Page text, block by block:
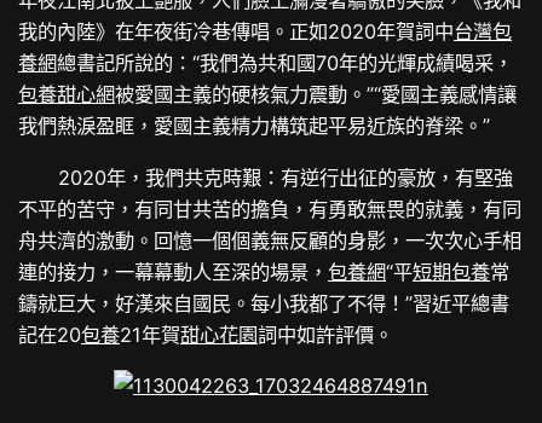
我的內陸》在年夜街冷巷傳唱。正如2020年賀詞中台灣包
養網總書記所說的：“我們為共和國70年的光輝成績喝采，
包養甜心網被愛國主義的硬核氣力震動。”“愛國主義感情讓
我們熱淚盈眶，愛國主義精力構筑起平易近族的脊梁。”
2020年，我們共克時艱：有逆行出征的豪放，有堅強
不平的苦守，有同甘共苦的擔負，有勇敢無畏的就義，有同
舟共濟的激動。回憶一個個義無反顧的身影，一次次心手相
連的接力，一幕幕動人至深的場景，包養網“平短期包養常
鑄就巨大，好漢來自國民。每小我都了不得！”習近平總書
記在20包養21年賀甜心花園詞中如許評價。